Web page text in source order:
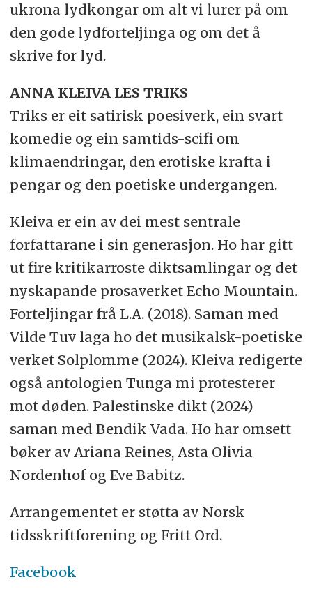
ukrona lydkongar om alt vi lurer på om
den gode lydforteljinga og om det å
skrive for lyd.
ANNA KLEIVA LES TRIKS
Triks er eit satirisk poesiverk, ein svart
komedie og ein samtids-scifi om
klimaendringar, den erotiske krafta i
pengar og den poetiske undergangen.
Kleiva er ein av dei mest sentrale
forfattarane i sin generasjon. Ho har gitt
ut fire kritikarroste diktsamlingar og det
nyskapande prosaverket Echo Mountain.
Forteljingar frå L.A. (2018). Saman med
Vilde Tuv laga ho det musikalsk-poetiske
verket Solplomme (2024). Kleiva redigerte
også antologien Tunga mi protesterer
mot døden. Palestinske dikt (2024)
saman med Bendik Vada. Ho har omsett
bøker av Ariana Reines, Asta Olivia
Nordenhof og Eve Babitz.
Arrangementet er støtta av Norsk
tidsskriftforening og Fritt Ord.
Facebook